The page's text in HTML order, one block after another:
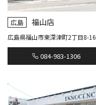
広島 福山店
広島県福山市東深津町2丁目8-16
084-983-1306